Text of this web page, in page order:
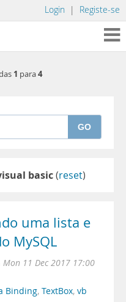
Login | Registe-se
1 para4
GO
basic(reset)
uma lista e
MySQL
Mon 11 Dec 2017 17:00
Binding, TextBox, vb